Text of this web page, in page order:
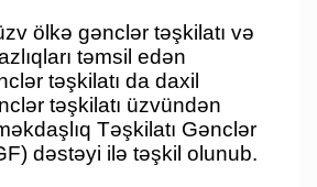
ölkə gənclər təşkilatı və
təmsil edən
təşkilatı da daxil
təşkilatı üzvündən
Təşkilatı Gənclər
dəstəyi ilə təşkil olunub.